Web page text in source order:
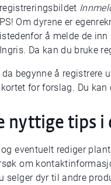
registreringsbildet
PS! Om dyrene er
istedenfor å melde de
Ingris. Da kan du bruke
da begynne å registrere
for forslag. Du kan
nyttige tips i
og eventuelt rediger
om
selger dyr til andre